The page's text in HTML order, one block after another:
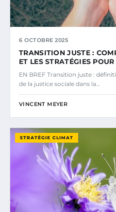
6 OCTOBRE 2025
TRANSITION JUSTE :
ET LES STRATÉGIES
EN BREF Transition juste :
de la justice sociale dans la…
VINCENT MEYER
STRATÉGIE CLIMAT